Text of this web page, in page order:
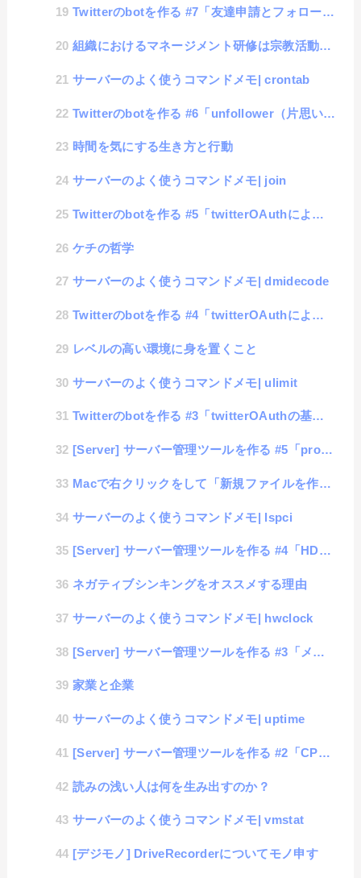
Twitterのbotを作る #7「友達申請とフォロー解除」
組織におけるマネージメント研修は宗教活動のようだ
サーバーのよく使うコマンドメモ| crontab
Twitterのbotを作る #6「unfollower（片思いユーザ）の取得」
時間を気にする生き方と行動
サーバーのよく使うコマンドメモ| join
Twitterのbotを作る #5「twitterOAuthによる情報収集（最大数超え）」
ケチの哲学
サーバーのよく使うコマンドメモ| dmidecode
Twitterのbotを作る #4「twitterOAuthによる情報収集（フォロワーとフォローのリ...
レベルの高い環境に身を置くこと
サーバーのよく使うコマンドメモ| ulimit
Twitterのbotを作る #3「twitterOAuthの基本操作」
[Server] サーバー管理ツールを作る #5「proc値の取得」
Macで右クリックをして「新規ファイルを作成」する方法
サーバーのよく使うコマンドメモ| lspci
[Server] サーバー管理ツールを作る #4「HDD使用値の取得」
ネガティブシンキングをオススメする理由
サーバーのよく使うコマンドメモ| hwclock
[Server] サーバー管理ツールを作る #3「メモリ使用値の取得」
家業と企業
サーバーのよく使うコマンドメモ| uptime
[Server] サーバー管理ツールを作る #2「CPU負荷値の取得」
読みの浅い人は何を生み出すのか？
サーバーのよく使うコマンドメモ| vmstat
[デジモノ] DriveRecorderについてモノ申す